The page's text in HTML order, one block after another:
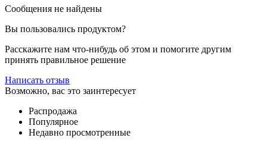
Сообщения не найдены
Вы пользовались продуктом?
Расскажите нам что-нибудь об этом и помогите другим
принять правильное решение
Написать отзыв
Возможно, вас это заинтересует
Распродажа
Популярное
Недавно просмотренные